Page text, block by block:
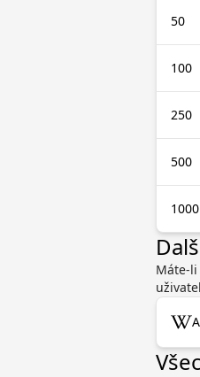
50
100
250
500
1000
Máte-li